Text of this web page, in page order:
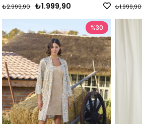
₺1.999,90
₺2.999,90 ₺1.999,90
%30